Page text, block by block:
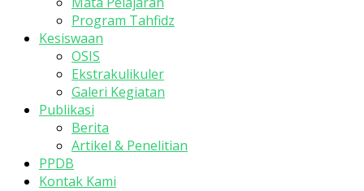
Program Tahfidz
Kesiswaan
OSIS
Ekstrakulikuler
Galeri Kegiatan
Publikasi
Berita
Artikel & Penelitian
PPDB
Kontak Kami